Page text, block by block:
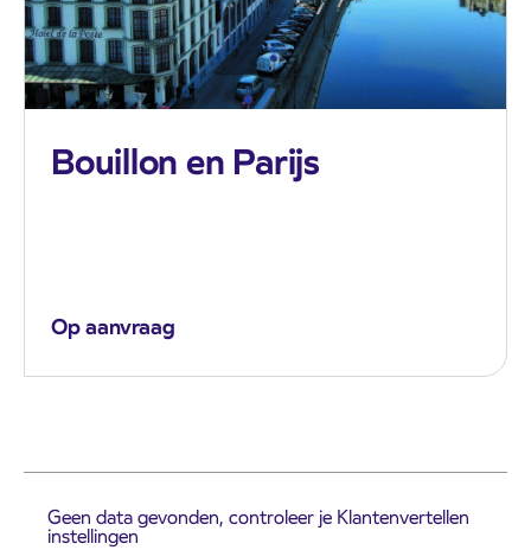
Bouillon en Parijs
Op aanvraag
Geen data gevonden, controleer je Klantenvertellen
instellingen